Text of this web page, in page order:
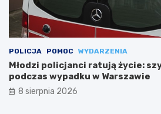
POLICJA POMOC WYDARZENIA
Młodzi policjanci ratują życie:
podczas wypadku w Warszawie
8 sierpnia 2026